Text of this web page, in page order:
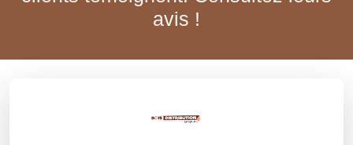
avis !